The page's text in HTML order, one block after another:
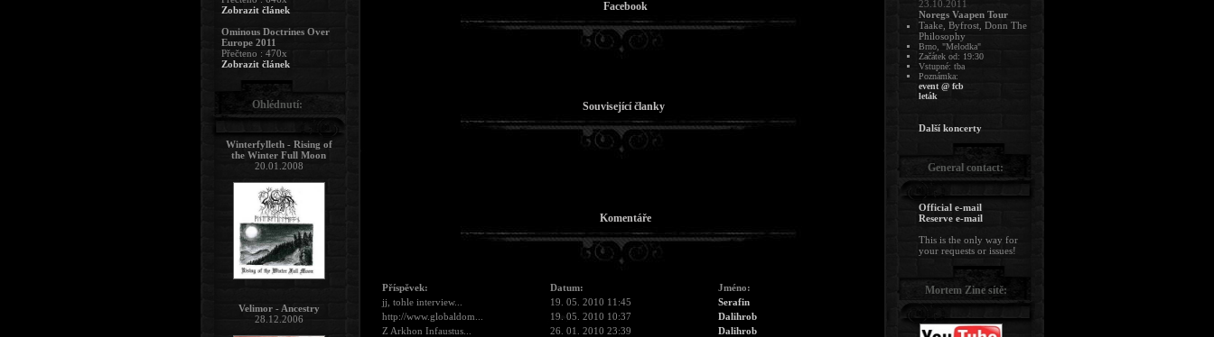
Facebook
Související članky
Komentáře
Příspěvek: Datum:
Jméno:
jj, tohle interview...
19. 05. 2010 11:45
Serafin
http://www.globaldom...
19. 05. 2010 10:37
Dalihrob
Z Arkhon Infaustus...
26. 01. 2010 23:39
Dalihrob
Zobrazit článek
Ominous Doctrines Over
Europe 2011
Přečteno : 470x
Zobrazit článek
Ohlédnutí:
Winterfylleth - Rising of
the Winter Full Moon
20.01.2008
Velimor - Ancestry
28.12.2006
23.10.2011
Noregs Vaapen Tour
Taake, Byfrost, Donn The
Philosophy
Brno, "Melodka"
Začátek od: 19:30
Vstupné: tba
Poznámka:
event @ fcb
leták
Další koncerty
General contact:
Official e-mail
Reserve e-mail
This is the only way for
your requests or issues!
Mortem Zine sítě: